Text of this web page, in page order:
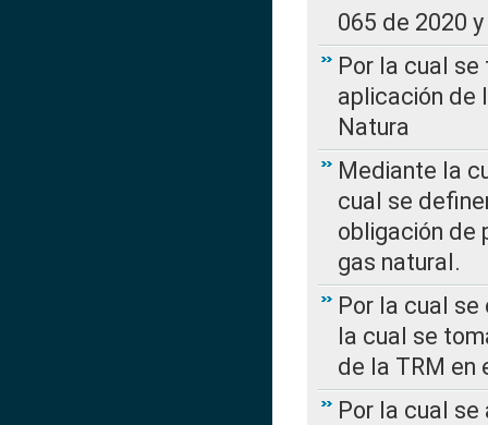
065 de 2020
Por la cual
aplicación de
Natura
Mediante la
cual se
obligación de
gas natural.
Por la cual se
la cual se
de la TRM en
Por la cual